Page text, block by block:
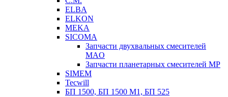
ELBA
ELKON
MEKA
SICOMA
Запчасти двухвальных смесителей
MAO
Запчасти планетарных смесителей MP
SIMEM
Tecwill
БП 1500, БП 1500 М1, БП 525